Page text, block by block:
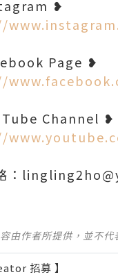
：
由作者所提供，並不
招募 】